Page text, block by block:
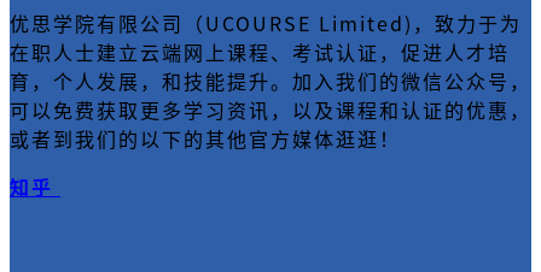
优思学院有限公司（UCOURSE Limited)，致力于为
在职人士建立云端网上课程、考试认证，促进人才培
育，个人发展，和技能提升。加入我们的微信公众号，
可以免费获取更多学习资讯，以及课程和认证的优惠，
或者到我们的以下的其他官方媒体逛逛！
知乎